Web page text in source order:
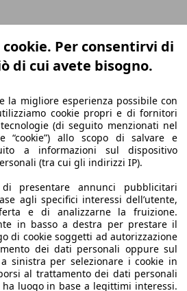
Per consentirvi di
di cui avete bisogno.
la migliore esperienza possibile con
cookie propri e di fornitori
(di seguito menzionati nel
“cookie”) allo scopo di salvare e
a informazioni sul dispositivo
(tra cui gli indirizzi IP).
presentare annunci pubblicitari
agli specifici interessi dell’utente,
e di analizzarne la fruizione.
in basso a destra per prestare il
di cookie soggetti ad autorizzazione
dei dati personali oppure sul
sinistra per selezionare i cookie in
al trattamento dei dati personali
luogo in base a legittimi interessi.